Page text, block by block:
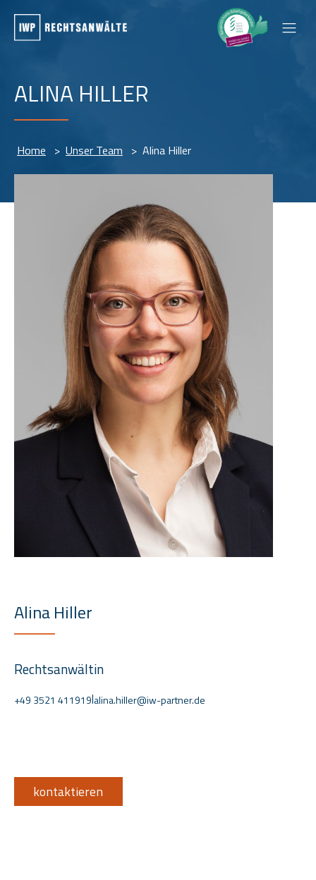
ALINA HILLER
Home > Unser Team > Alina Hiller
Alina Hiller
Rechtsanwältin
+49 3521 411919|alina.hiller@iw-partner.de
kontaktieren